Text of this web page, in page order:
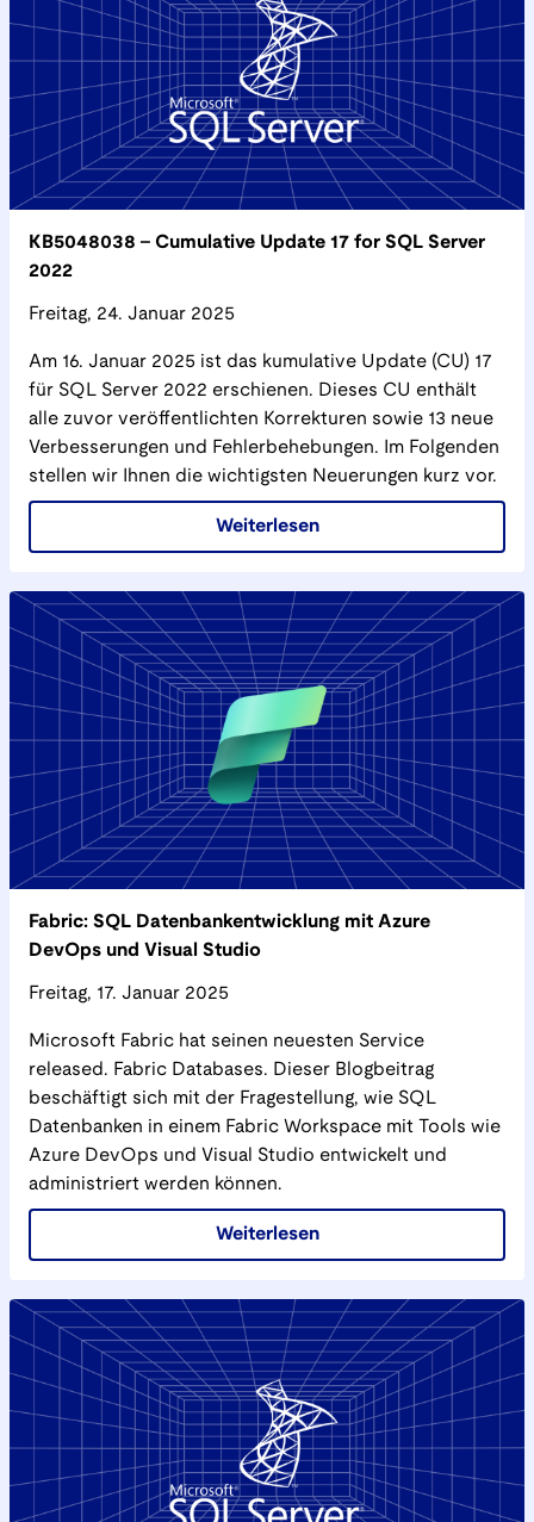
KB5048038 - Cumulative Update 17 for SQL Server
2022
Freitag, 24. Januar 2025
Am 16. Januar 2025 ist das kumulative Update (CU) 17
für SQL Server 2022 erschienen. Dieses CU enthält
alle zuvor veröffentlichten Korrekturen sowie 13 neue
Verbesserungen und Fehlerbehebungen. Im Folgenden
stellen wir Ihnen die wichtigsten Neuerungen kurz vor.
Weiterlesen
Fabric: SQL Datenbankentwicklung mit Azure
DevOps und Visual Studio
Freitag, 17. Januar 2025
Microsoft Fabric hat seinen neuesten Service
released. Fabric Databases. Dieser Blogbeitrag
beschäftigt sich mit der Fragestellung, wie SQL
Datenbanken in einem Fabric Workspace mit Tools wie
Azure DevOps und Visual Studio entwickelt und
administriert werden können.
Weiterlesen